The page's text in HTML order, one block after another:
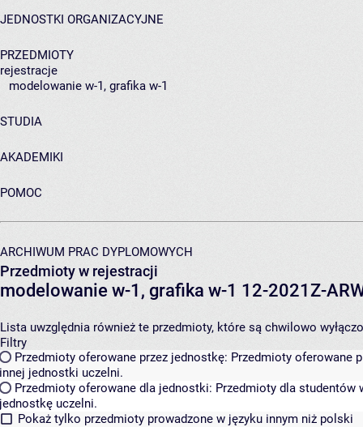
JEDNOSTKI ORGANIZACYJNE
PRZEDMIOTY
rejestracje
modelowanie w-1, grafika w-1
STUDIA
AKADEMIKI
POMOC
ARCHIWUM PRAC DYPLOMOWYCH
Przedmioty w rejestracji
modelowanie w-1, grafika w-1 12-2021Z-
Lista uwzględnia również te przedmioty, które są chwilowo
Filtry
Przedmioty oferowane przez jednostkę: Przedmioty oferowane
innej jednostki uczelni.
Przedmioty oferowane dla jednostki: Przedmioty dla studentów
jednostkę uczelni.
Pokaż tylko przedmioty prowadzone w języku innym niż polski